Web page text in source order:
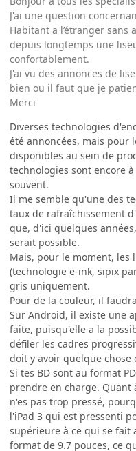
J'ai une question
Habitant a l’étranger sans
depuis longtemps une
confortablement.
J'ai vu des annonces de
bien ou il faut que je
Merci
Diverses technologies
été annoncées, mais pour
disponibles au sein de
technologies sont encore
souvent.
Il me semble qu'une des
taux de rafraîchissement
que, d'ici quelques
serait possible.
Mais, pour le moment, les
(technologie e-ink, sipix
gris uniquement.
Pour de la couleur, il
Sur Android, il existe une
faite, puisqu'elle a la
défiler les cadres
doit y avoir quelque chose
Si tes BD sont au format
prendre en charge. Quant
n'es pas trop pressé,
l'iPad 3 qui est pressenti
supérieure à ce qui se fait
format de 9.7 pouces, ce